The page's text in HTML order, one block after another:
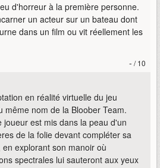
d'horreur à la première personne.
un acteur sur un bateau dont
dans un film ou vit réellement les
- / 10
en réalité virtuelle du jeu
même nom de la Bloober Team.
joueur est mis dans la peau d'un
de la folie devant compléter sa
explorant son manoir où
spectrales lui sauteront aux yeux